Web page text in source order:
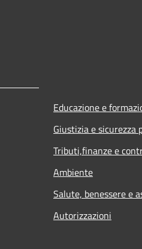
Educazione e
Giustizia e sicurezza
Tributi,finanze e
Ambiente
Salute, benessere e
Autorizzazioni